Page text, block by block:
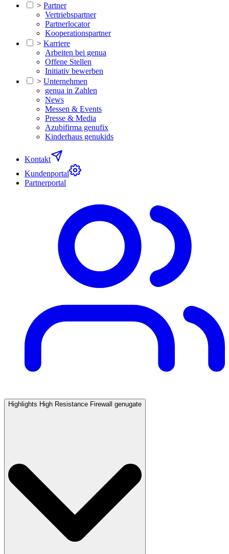
> Partner
Vertriebspartner
Partnerlocator
Kooperationspartner
> Karriere
Arbeiten bei genua
Offene Stellen
Initiativ bewerben
> Unternehmen
genua in Zahlen
News
Messen & Events
Presse & Media
Azubifirma genufix
Kinderhaus genukids
Kontakt
Kundenportal
Partnerportal
Highlights High Resistance Firewall genugate